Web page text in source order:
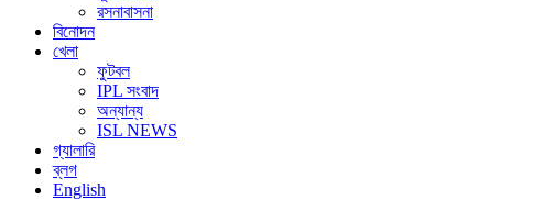
রসনাবাসনা
বিনোদন
খেলা
ফুটবল
IPL সংবাদ
অন্যান্য
ISL NEWS
গ্যালারি
ব্লগ
English